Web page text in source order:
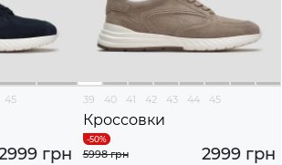
45
грн
39 40 41 42 43 44 45
Кроссовки
2999 грн
5998 грн